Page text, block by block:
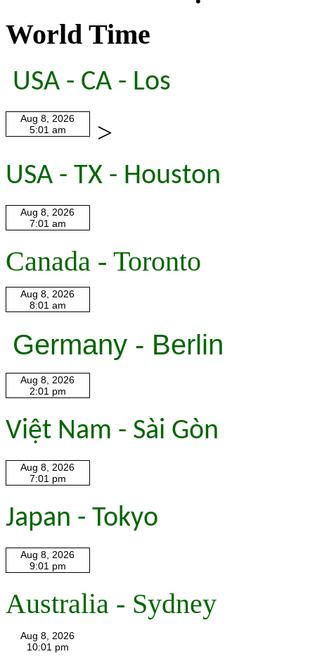
World Time
USA - CA - Los
>
USA - TX - Houston
Canada - Toronto
Germany - Berlin
Việt Nam - Sài Gòn
Japan - Tokyo
Australia - Sydney